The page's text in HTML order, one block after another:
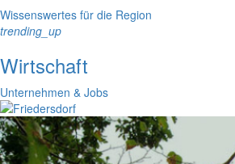
Wissenswertes für die Region
trending_up
Wirtschaft
Unternehmen & Jobs